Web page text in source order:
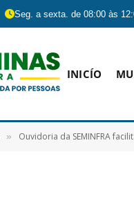
Seg. a sexta. de 08:00 às
INICÍO
» Ouvidoria da SEMINFRA